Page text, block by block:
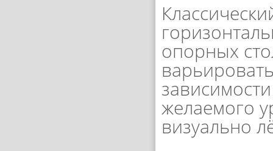
опорных
желаемого
визуально